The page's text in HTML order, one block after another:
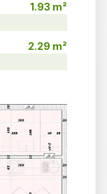
1.93 m²
2.29 m²